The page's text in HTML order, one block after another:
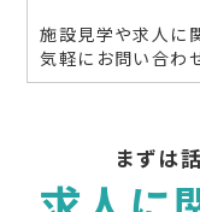
施設見学や求人に
気軽にお問い合わ
まずは